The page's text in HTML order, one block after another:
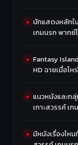
นักแสดงหลักใ
เกมนรก พากย์
Fantasy
HD ฉายเมื่อไห
แนวหนังและก
เกาะสวรรค์ เ
มีหนังเรื่องไห